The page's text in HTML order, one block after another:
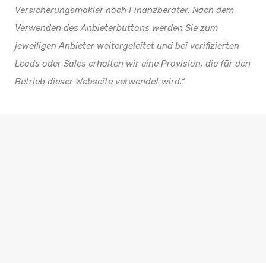
Versicherungsmakler noch Finanzberater. Nach dem
Verwenden des Anbieterbuttons werden Sie zum
jeweiligen Anbieter weitergeleitet und bei verifizierten
Leads oder Sales erhalten wir eine Provision, die für den
Betrieb dieser Webseite verwendet wird.“